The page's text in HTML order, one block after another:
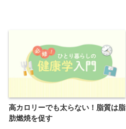
高カロリーでも太らない！脂質は脂
肪燃焼を促す